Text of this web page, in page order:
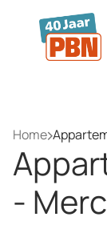
Ga naar
Home
-